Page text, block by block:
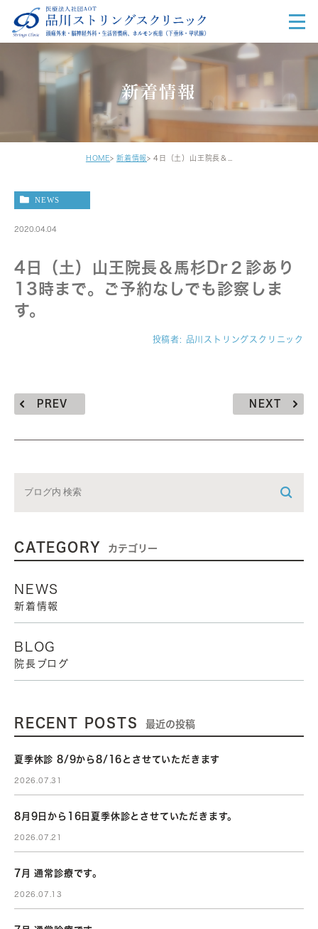
新着情報
HOME 新着情報
NEWS
2020.04.04
4日（土）山王院長＆馬杉Dr２診あり
13時まで。ご予約なしでも診察しま
す。
投稿者: 品川ストリングスクリニック
PREV NEXT
CATEGORY カテゴリー
NEWS
新着情報
BLOG
院長ブログ
RECENT POSTS 最近の投稿
夏季休診 8/9から8/16とさせていただきます
2026.07.31
8月9日から16日夏季休診とさせていただきます。
2026.07.21
7月 通常診療です。
2026.07.13